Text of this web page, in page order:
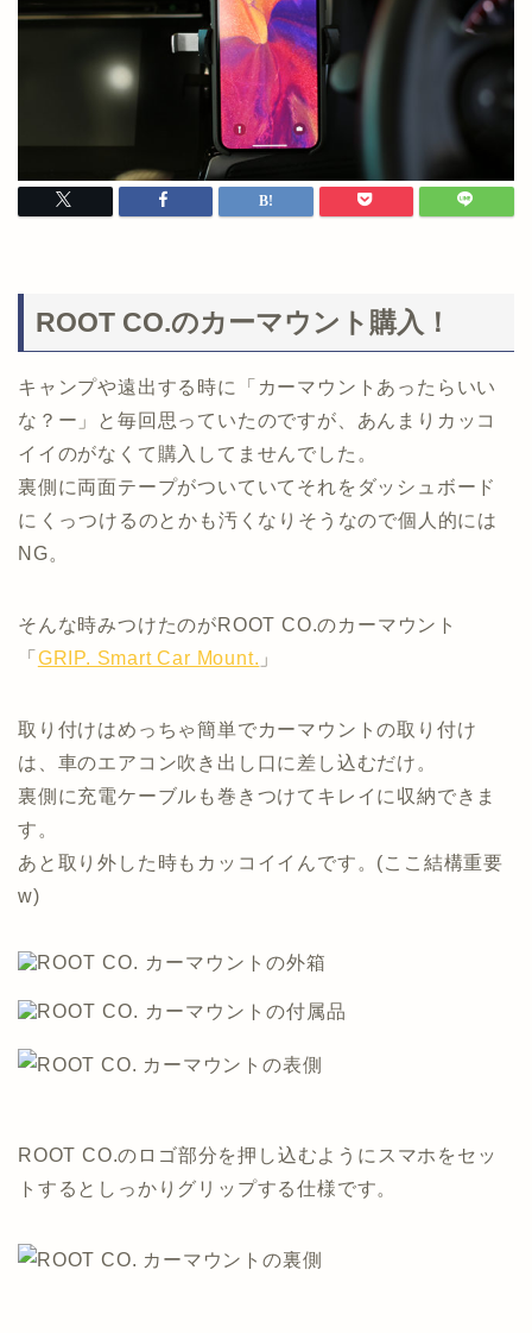
ROOT CO.のカーマウント購入！
キャンプや遠出する時に「カーマウントあったらいい
な？ー」と毎回思っていたのですが、あんまりカッコ
イイのがなくて購入してませんでした。
裏側に両面テープがついていてそれをダッシュボード
にくっつけるのとかも汚くなりそうなので個人的には
NG。
そんな時みつけたのがROOT CO.のカーマウント
「 GRIP. Smart Car Mount. 」
取り付けはめっちゃ簡単でカーマウントの取り付け
は、車のエアコン吹き出し口に差し込むだけ。
裏側に充電ケーブルも巻きつけてキレイに収納できま
す。
あと取り外した時もカッコイイんです。(ここ結構重要
w)
ROOT CO.のロゴ部分を押し込むようにスマホをセッ
トするとしっかりグリップする仕様です。